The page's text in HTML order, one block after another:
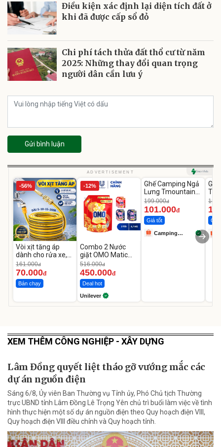
Điều kiện xác định lại diện tích đất ở
khi đã được cấp sổ đỏ
Chi phí tách thửa đất thổ cư từ năm
2025: Những thay đổi quan trọng
người dân cần lưu ý
Gửi bình luận
ADVERTISEMENT
-56%
Vòi xịt tăng áp
dành cho rửa xe,
tưới cây
161.000đ
70.000đ
Bán chạy
-12%
Combo 2 Nước
giặt OMO Matic
Hương Nước Hoa
Comfort 4.1KG
516.000đ
450.000đ
Deal hot
Unilever
-49%
Ghế Camping Ngả
Lưng Tmountain
Gấp Gọn
199.000đ
101.000đ
Giá tốt
Camping
Mỏi
Giá
XEM THÊM CÔNG NGHIỆP - XÂY DỰNG
Lâm Đồng quyết liệt tháo gỡ vướng mắc các
dự án nguồn điện
Sáng 6/8, Ủy viên Ban Thường vụ Tỉnh ủy, Phó Chủ tịch Thường
trực UBND tỉnh Lâm Đồng Lê Trọng Yên chủ trì buổi làm việc về tình
hình thực hiện một số dự án nguồn điện theo Quy hoạch điện VIII,
Quy hoạch điện VIII điều chỉnh và Quy hoạch tỉnh.